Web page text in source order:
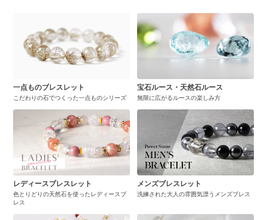
一点ものブレスレット
こだわりの石でつくった一点ものシリーズ
宝石ルース・天然石ルース
無限に広がるルースの楽しみ方
レディースブレスレット
色とりどりの天然石を使ったレディースブ
レス
メンズブレスレット
洗練された大人の雰囲気漂うメンズブレス